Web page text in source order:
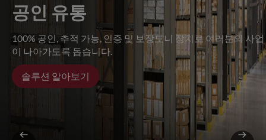
공인 유통
100% 공인, 추적 가능, 인증 및 보장도니 장치로 여러분의 사업
이 나아가도록 돕습니다.
솔루션 알아보기